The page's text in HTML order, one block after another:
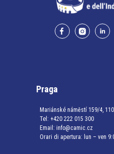
Praga
Mariánské náměstí 159/4,
Tel: +420 222 015 300
Email: info@camic.cz
Orari di apertura: lun – ven